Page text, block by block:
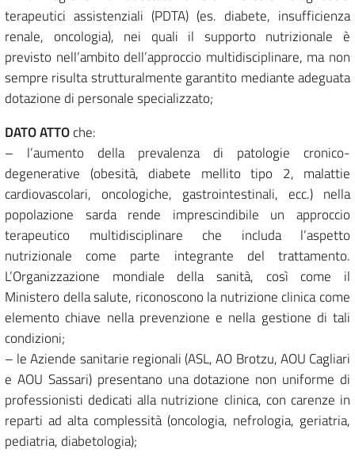
terapeutici assistenziali (PDTA) (es. diabete, insufficienza
renale, oncologia), nei quali il supporto nutrizionale è
previsto nell’ambito dell’approccio multidisciplinare, ma non
sempre risulta strutturalmente garantito mediante adeguata
dotazione di personale specializzato;
DATO ATTOche:
– l’aumento della prevalenza di patologie cronico-
degenerative (obesità, diabete mellito tipo 2, malattie
cardiovascolari, oncologiche, gastrointestinali, ecc.) nella
popolazione sarda rende imprescindibile un approccio
terapeutico multidisciplinare che includa l’aspetto
nutrizionale come parte integrante del trattamento.
L’Organizzazione mondiale della sanità, così come il
Ministero della salute, riconoscono la nutrizione clinica come
elemento chiave nella prevenzione e nella gestione di tali
condizioni;
– le Aziende sanitarie regionali (ASL, AO Brotzu, AOU Cagliari
e AOU Sassari) presentano una dotazione non uniforme di
professionisti dedicati alla nutrizione clinica, con carenze in
reparti ad alta complessità (oncologia, nefrologia, geriatria,
pediatria, diabetologia);